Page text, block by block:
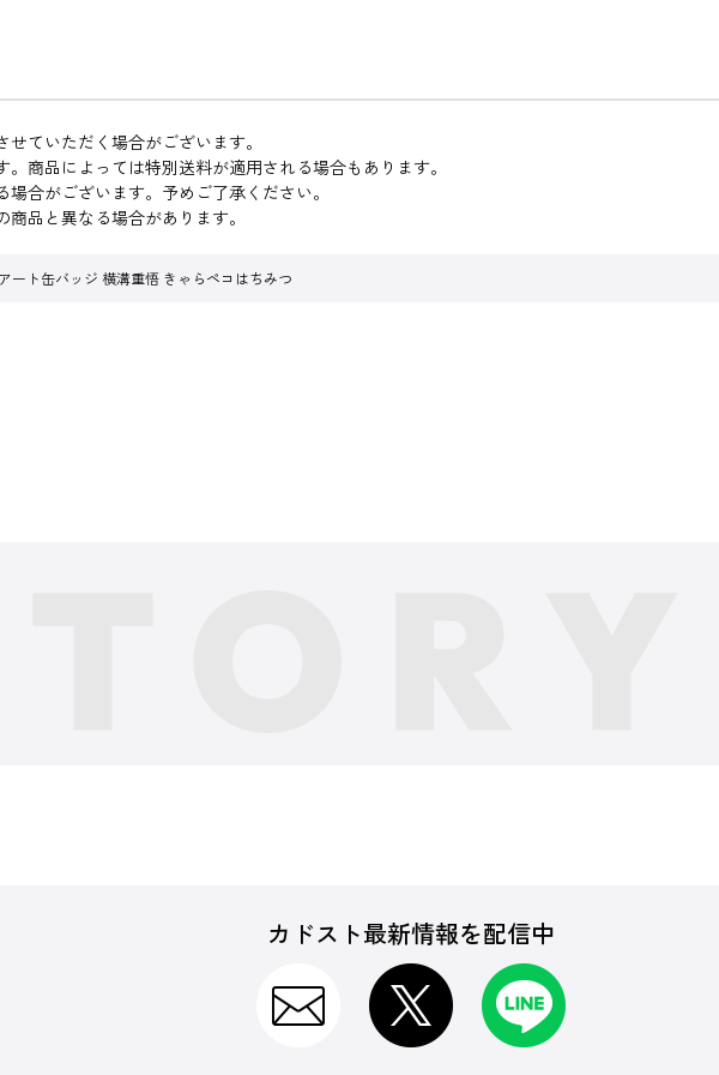
ていただく場合がございます。
商品によっては特別送料が適用される場合もあります。
合がございます。予めご了承ください。
品と異なる場合があります。
ート缶バッジ 横溝重悟 きゃらペコはちみつ
カドスト最新情報を配信中